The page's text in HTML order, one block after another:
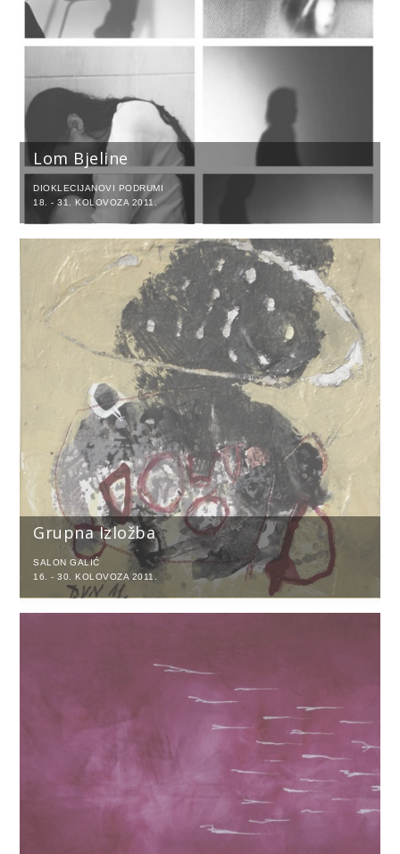
Lom Bjeline
DIOKLECIJANOVI PODRUMI
18. - 31. KOLOVOZA 2011.
Grupna Izložba
SALON GALIĆ
16. - 30. KOLOVOZA 2011.